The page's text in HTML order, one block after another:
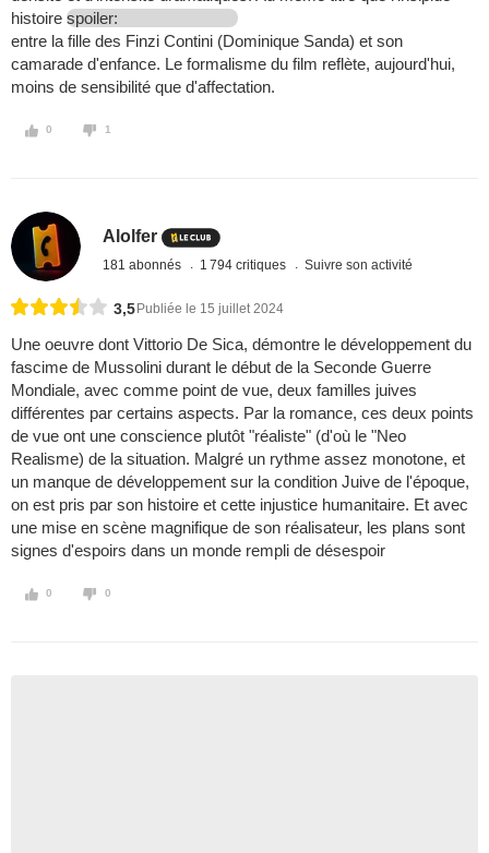
histoire spoiler:
entre la fille des Finzi Contini (Dominique Sanda) et son
camarade d'enfance. Le formalisme du film reflète, aujourd'hui,
moins de sensibilité que d'affectation.
0 1
Alolfer
181 abonnés 1 794 critiques Suivre son activité
3,5 Publiée le 15 juillet 2024
Une oeuvre dont Vittorio De Sica, démontre le développement du
fascime de Mussolini durant le début de la Seconde Guerre
Mondiale, avec comme point de vue, deux familles juives
différentes par certains aspects. Par la romance, ces deux points
de vue ont une conscience plutôt "réaliste" (d'où le "Neo
Realisme) de la situation. Malgré un rythme assez monotone, et
un manque de développement sur la condition Juive de l'époque,
on est pris par son histoire et cette injustice humanitaire. Et avec
une mise en scène magnifique de son réalisateur, les plans sont
signes d'espoirs dans un monde rempli de désespoir
0 0